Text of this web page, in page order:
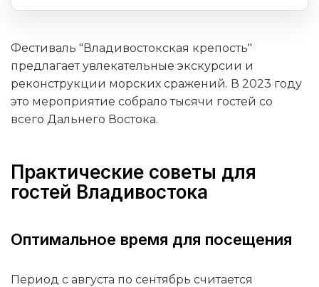
Фестиваль "Владивостокская крепость"
предлагает увлекательные экскурсии и
реконструкции морских сражений. В 2023 году
это мероприятие собрало тысячи гостей со
всего Дальнего Востока.
Практические советы для
гостей Владивостока
Оптимальное время для посещения
Период с августа по сентябрь считается